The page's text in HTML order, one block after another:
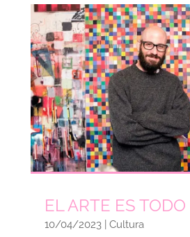
EL ARTE ES
10/04/2023| Cultura